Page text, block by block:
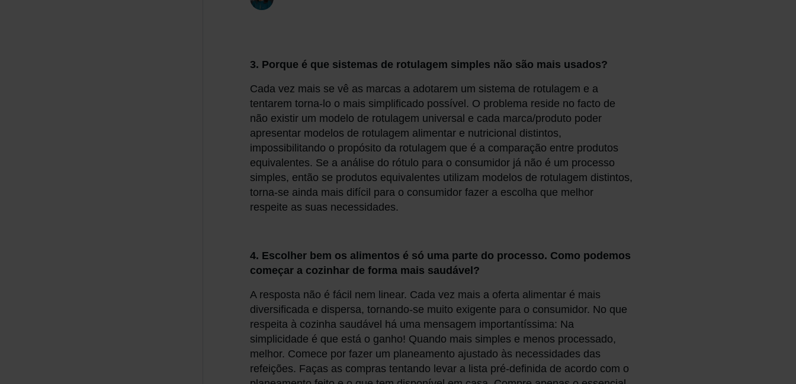
3. Porque é que sistemas de rotulagem simples não são mais usados?
Cada vez mais se vê as marcas a adotarem um sistema de rotulagem e a
tentarem torna-lo o mais simplificado possível. O problema reside no facto de
não existir um modelo de rotulagem universal e cada marca/produto poder
apresentar modelos de rotulagem alimentar e nutricional distintos,
impossibilitando o propósito da rotulagem que é a comparação entre produtos
equivalentes. Se a análise do rótulo para o consumidor já não é um processo
simples, então se produtos equivalentes utilizam modelos de rotulagem distintos,
torna-se ainda mais difícil para o consumidor fazer a escolha que melhor
respeite as suas necessidades.
4. Escolher bem os alimentos é só uma parte do processo. Como podemos
começar a cozinhar de forma mais saudável?
A resposta não é fácil nem linear. Cada vez mais a oferta alimentar é mais
diversificada e dispersa, tornando-se muito exigente para o consumidor. No que
respeita à cozinha saudável há uma mensagem importantíssima: Na
simplicidade é que está o ganho! Quando mais simples e menos processado,
melhor. Comece por fazer um planeamento ajustado às necessidades das
refeições. Faças as compras tentando levar a lista pré-definida de acordo com o